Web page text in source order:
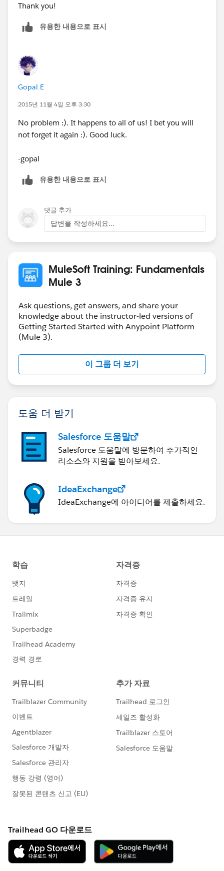
Thank you!
유용한 내용으로 표시
Gopal E
2015년 11월 4일 오후 3:30
No problem :). It happens to all of us! I bet you will
not forget it again :). Good luck.
-gopal
유용한 내용으로 표시
댓글 추가
답변을 작성하세요...
MuleSoft Training: Fundamentals
Mule 3
Ask questions, get answers, and share your
knowledge about the instructor-led versions of
Getting Started Started with Anypoint Platform
(Mule 3).
이 그룹 더 보기
도움 더 받기
Salesforce 도움말
Salesforce 도움말에 방문하여 추가적인
리소스와 지원을 받아보세요.
IdeaExchange
IdeaExchange에 아이디어를 제출하세요.